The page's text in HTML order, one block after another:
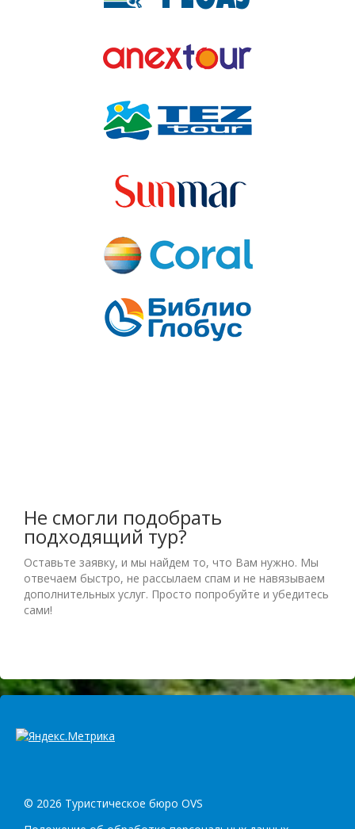
Не смогли подобрать
подходящий тур?
Оставьте заявку, и мы найдем то, что Вам нужно. Мы
отвечаем быстро, не рассылаем спам и не навязываем
дополнительных услуг. Просто попробуйте и убедитесь
сами!
© 2026 Туристическое бюро OVS